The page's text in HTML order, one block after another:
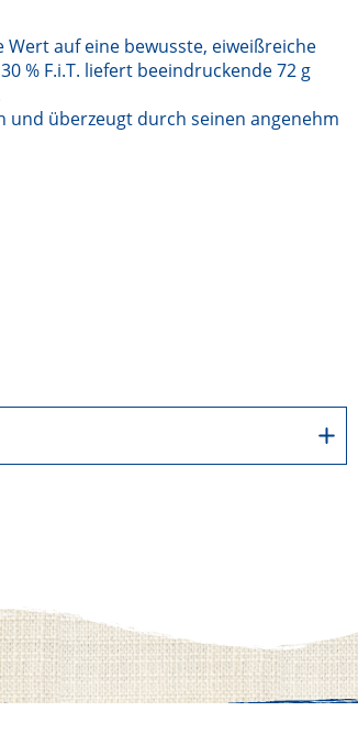
Wert auf eine bewusste, eiweißreiche
% F.i.T. liefert beeindruckende 72 g
und überzeugt durch seinen angenehm
15 g
10 g